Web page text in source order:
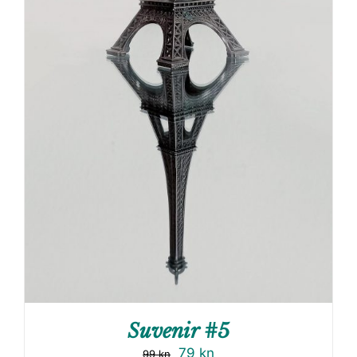
Suvenir #5
99kn 79 kn